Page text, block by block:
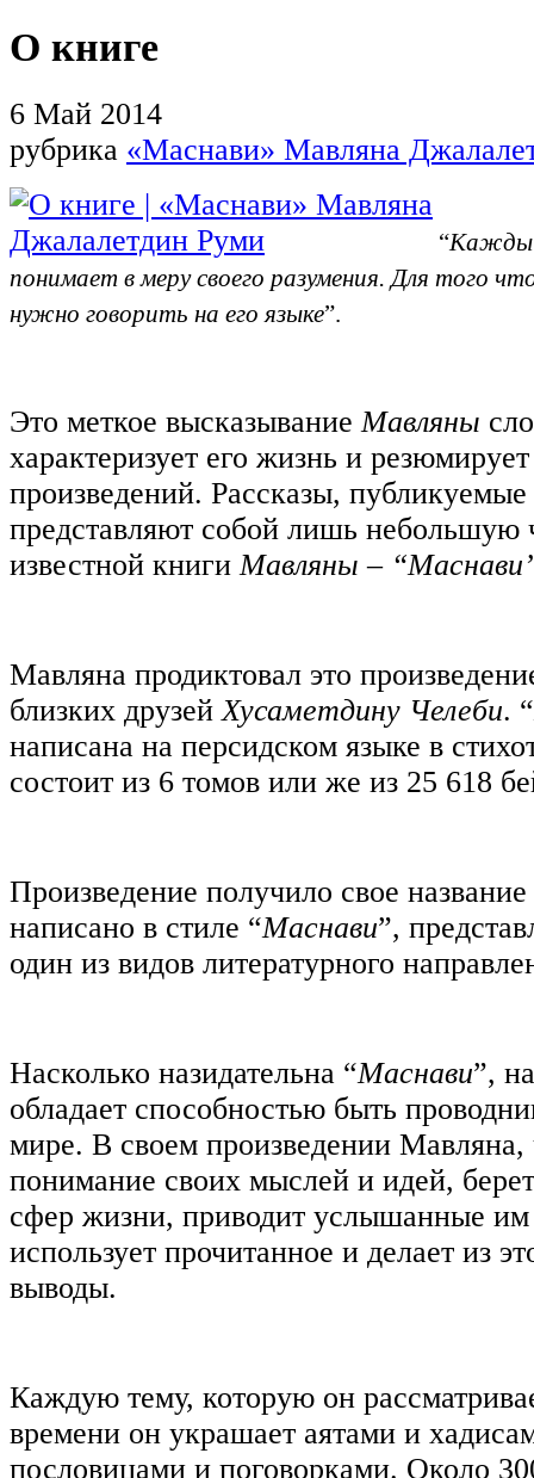
О книге
6 Май 2014
рубрика «Маснави» Мавляна
“
понимает в меру своего разумения. Для того
нужно говорить на его языке”.
Это меткое высказываниеМавляны
характеризует его жизнь и
произведений. Рассказы, публикуемые
представляют собой лишь небольшую
известной книгиМавляны –
Мавляна продиктовал это
близких друзейХусаметдину Челеби. “
написана на персидском языке в
состоит из 6 томов или же из 25 618
Произведение получило свое название
написано в стиле “Маснави”,
один из видов литературного
Насколько назидательна “Маснави”,
обладает способностью быть
мире. В своем произведении Мавляна,
понимание своих мыслей и идей,
сфер жизни, приводит услышанные
использует прочитанное и делает из
выводы.
Каждую тему, которую он
времени он украшает аятами и
пословицами и поговорками. Около